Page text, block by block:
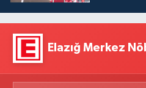
Elazığ Merkez